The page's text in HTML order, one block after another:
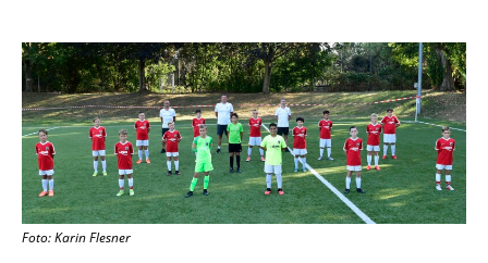
Foto: Karin Flesner